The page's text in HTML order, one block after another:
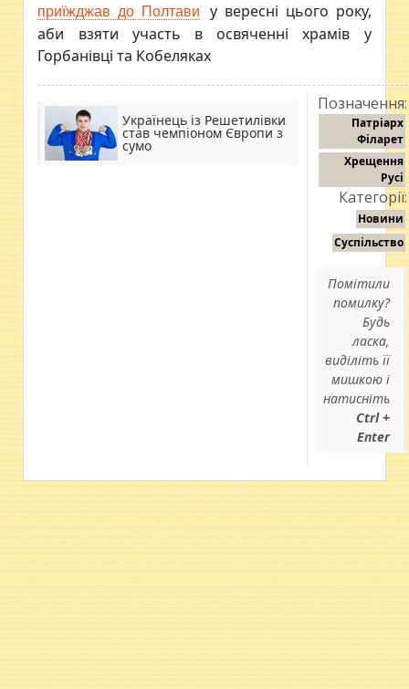
приїжджав до Полтави
у вересні цього року,
аби взяти участь в освяченні храмів у
Горбанівці та Кобеляках
Українець із Решетилівки
став чемпіоном Європи з
сумо
Позначення:
Патріарх
Філарет
Хрещення
Русі
Категорії:
Новини
Суспільство
Помітили
помилку?
Будь
ласка,
виділіть її
мишкою і
натисніть
Ctrl +
Enter